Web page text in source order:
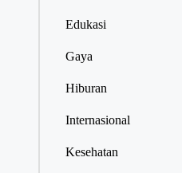
Edukasi
Gaya
Hiburan
Internasional
Kesehatan